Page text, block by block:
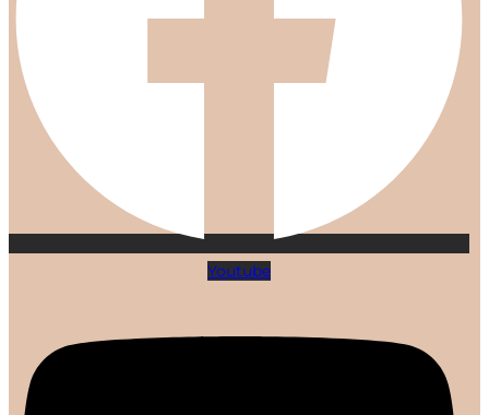
Youtube